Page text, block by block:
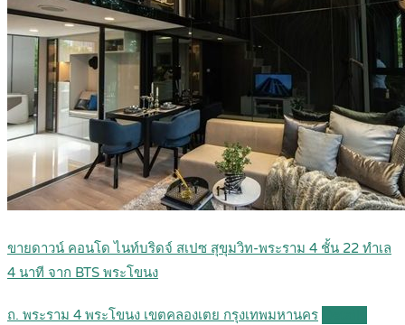
ขายดาวน์ คอนโด ไนท์บริดจ์ สเปซ สุขุมวิท-พระราม 4 ชั้น 22 ทำเล
4 นาที จาก BTS พระโขนง
ถ. พระราม 4 พระโขนง เขตคลองเตย กรุงเทพมหานคร